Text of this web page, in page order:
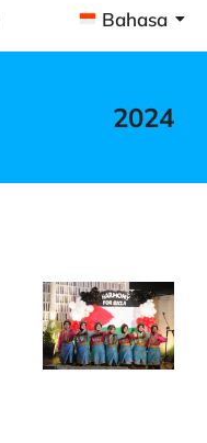
Bahasa
2024